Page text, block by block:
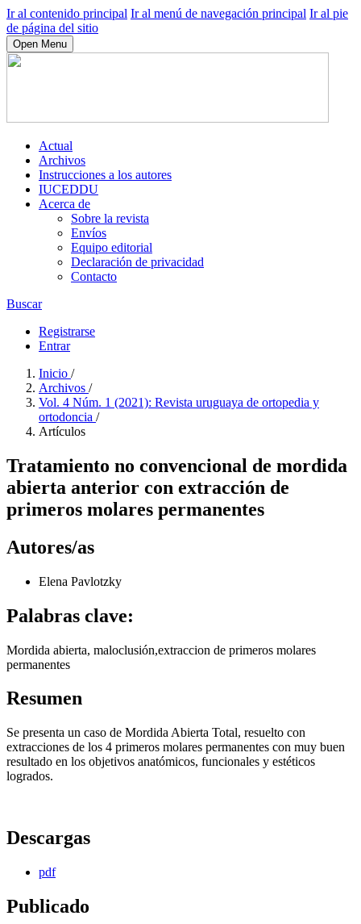
Ir al contenido principal Ir al menú de navegación principal Ir al pie
de página del sitio
Open Menu
Actual
Archivos
Instrucciones a los autores
IUCEDDU
Acerca de
Sobre la revista
Envíos
Equipo editorial
Declaración de privacidad
Contacto
Buscar
Registrarse
Entrar
Inicio /
Archivos /
Vol. 4 Núm. 1 (2021): Revista uruguaya de ortopedia y
ortodoncia /
Artículos
Tratamiento no convencional de mordida
abierta anterior con extracción de
primeros molares permanentes
Autores/as
Elena Pavlotzky
Palabras clave:
Mordida abierta, maloclusión,extraccion de primeros molares
permanentes
Resumen
Se presenta un caso de Mordida Abierta Total, resuelto con
extracciones de los 4 primeros molares permanentes con muy buen
resultado en los objetivos anatómicos, funcionales y estéticos
logrados.
Descargas
pdf
Publicado